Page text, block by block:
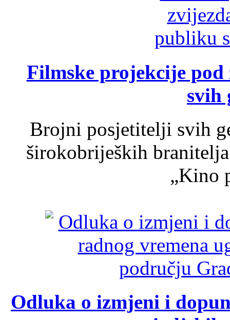
Filmske projekcije
svih
Brojni posjetitelji svih
širokobrijeških
„Kino
Odluka o izmjeni i